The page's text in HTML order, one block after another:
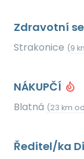
Zdravotní
Strakonice (9
NÁKUPČÍ
Blatná (23 km
Ředitel/ka